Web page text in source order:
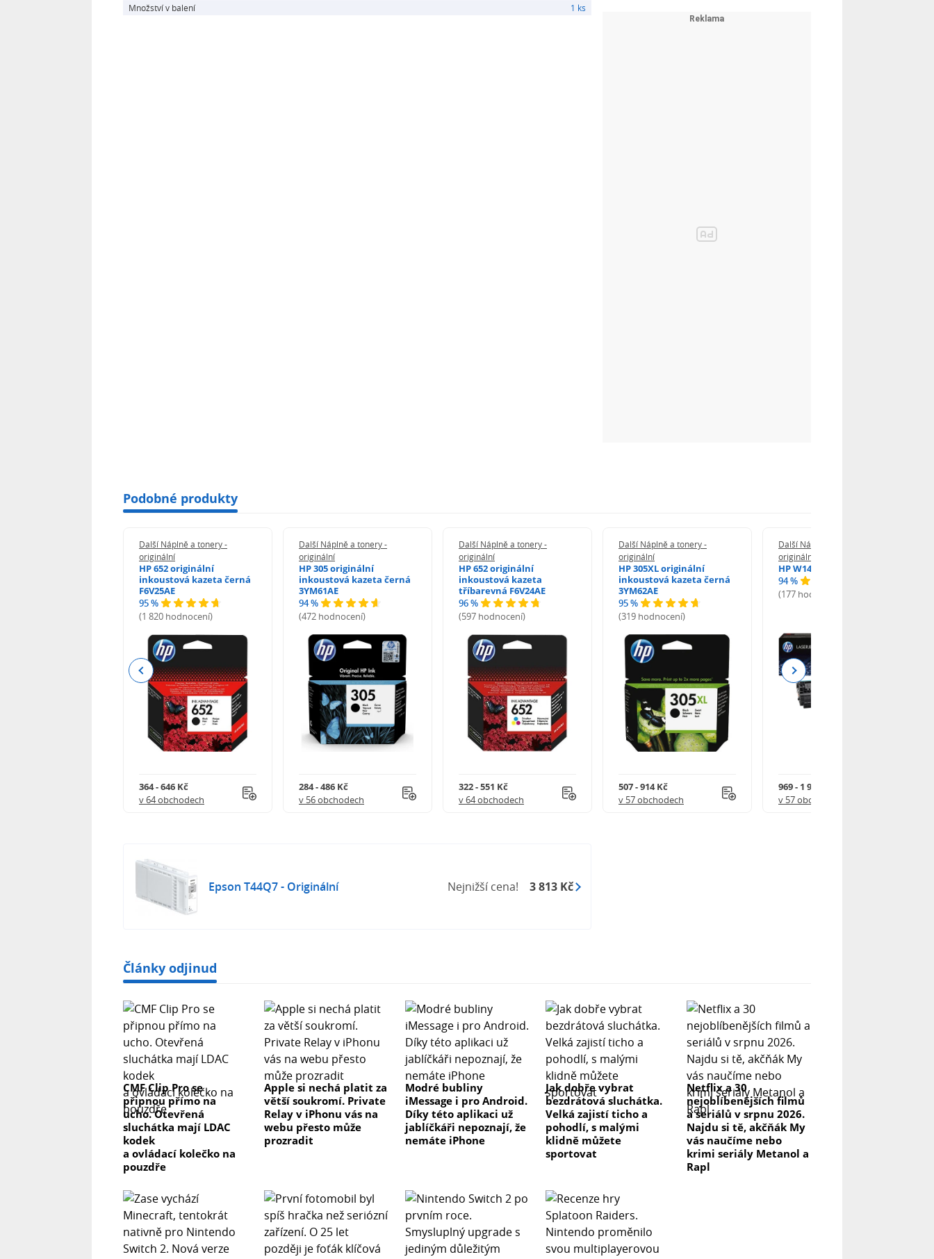
Množství v balení
1 ks
Podobné produkty
Další Náplně a tonery -
originální
HP 652 originální
inkoustová kazeta černá
F6V25AE
95 %
(1 820 hodnocení)
364 - 646 Kč
v 64 obchodech
Další Náplně a tonery -
originální
HP 305 originální
inkoustová kazeta černá
3YM61AE
94 %
(472 hodnocení)
284 - 486 Kč
v 56 obchodech
Další Náplně a tonery -
originální
HP 652 originální
inkoustová kazeta
tříbarevná F6V24AE
96 %
(597 hodnocení)
322 - 551 Kč
v 64 obchodech
Další Náplně a tonery -
originální
HP 305XL originální
inkoustová kazeta černá
3YM62AE
95 %
(319 hodnocení)
507 - 914 Kč
v 57 obchodech
Další Náplně a tonery -
originální
HP W1420A - originální
94 %
(177 hodnocení)
969 - 1 918 Kč
v 57 obchodech
Previous Next
Epson T44Q7 - Originální Nejnižší cena! 3 813 Kč
Články odjinud
CMF Clip Pro se
připnou přímo na
ucho. Otevřená
sluchátka mají LDAC
kodek
a ovládací kolečko na
pouzdře
Apple si nechá platit za
větší soukromí. Private
Relay v iPhonu vás na
webu přesto může
prozradit
Modré bubliny
iMessage i pro Android.
Díky této aplikaci už
jablíčkáři nepoznají, že
nemáte iPhone
Jak dobře vybrat
bezdrátová sluchátka.
Velká zajistí ticho a
pohodlí, s malými
klidně můžete
sportovat
Netflix a 30
nejoblíbenějších filmů
a seriálů v srpnu 2026.
Najdu si tě, akčňák My
vás naučíme nebo
krimi seriály Metanol a
Rapl